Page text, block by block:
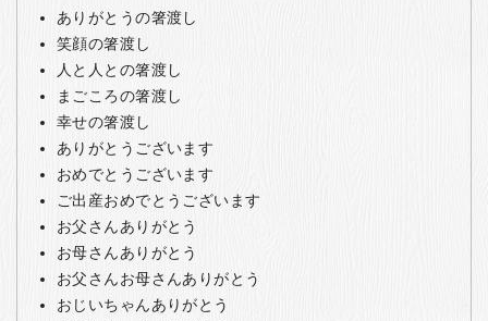
ありがとうの箸渡し
笑顔の箸渡し
人と人との箸渡し
まごころの箸渡し
幸せの箸渡し
ありがとうございます
おめでとうございます
ご出産おめでとうございます
お父さんありがとう
お母さんありがとう
お父さんお母さんありがとう
おじいちゃんありがとう